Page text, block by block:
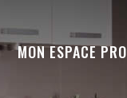
MON ESPACE PRO